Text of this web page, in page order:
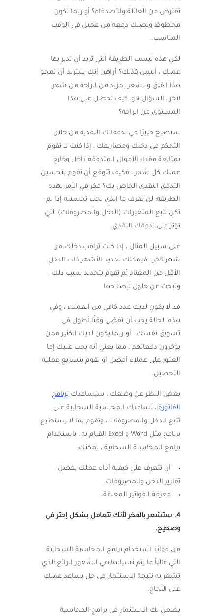
تقترض من العائلة والأصدقاء؟ أو ربما تكون
محظوظ وتصلك دفعة من عميل في الوقت
المناسب.
لكن هذه ليست الطريقة التي تريد أن تدير بها
عملك ، أليس كذلك؟ أراهن أنك ستريد أن تمحو
هذا القلق و تشعر بمزيد من الراحة من شهر
لآخر ، السؤال هو: كيف تحصل على هذا
المستوى من الراحة؟
ستصبح خبيرًا في تدفقاتك النقدية من خلال
التحكم في دخلك ومصاريفك ، إذا كنت لا تقوم
بمتابعة مقدار الأموال المتدفقة داخل وخارج
عملك كل شهر ، فكيف تتوقع أن تقوم بتحسين
التدفق النقدي الخاص بك؟ فكر في الأمر بهذه
الطريقة: لن تعرف ما الذي يجب تحسينه إذا لم
تكن تتبع المتغيرات (الدخل والمصروفات) التي
تؤثر على تدفقك النقدي.
على سبيل المثال ، إذا كنت تراقب دخلك من
شهر لآخر ، فيمكنك تحديد الأشهر ذات الدخل
الأقل من المعتاد ثم تقوم بتحديد سبب ذلك ،
وتبحث عن حلول لإصلاحها.
قد لا يكون لديك عدد كافي من العملاء ، وفي
هذه الحالة يجب أن تقضي وقتًا أطول في
تسويق نفسك ، أو ربما يكون لديك الكثير ممن
يؤخرون دفعاتهم ، مما يعني أنه يجب عليك إما
العثور على عملاء أفضل أو تقوم بتسريع عملية
التحصيل.
بغض النظر عن وضعك ، سيساعدكبرنامج
الفاتورة، تساعدك المحاسبة السحابية على
تتبع الدخل والمصروفات ، وتقوم بما لا يستطيع
برنامج مثل Word و Excel القيام به ، باستخدام
برامج المحاسبة السحابية ، يمكنك:
أن تتعرف على كيفية أداء عملك بفضل
تقارير الدخل والمصروفات.
معرفة الفواتير المعلقة.
4. ستشعر بالفخر لأنك تتعامل بشكل إحترافي
وصحيح.
من فوائد استخدام برامج المحاسبة السحابية
التي غالباً ما يتم نسيانها هي الشعور الرائع الذي
تشعر به نتيجة الاستثمار في حل يساعد عملك
على النجاح.
يضمن لك الاستثمار في برامج المحاسبة